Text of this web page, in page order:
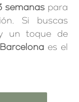
semanaspara
Si buscas
un toque de
es el